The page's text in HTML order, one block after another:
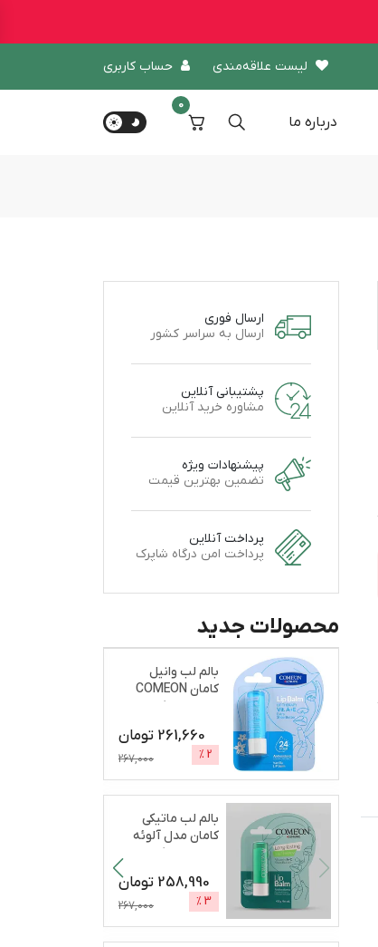
لیست علاقه‌مندی حساب کاربری
درباره‌ ما
0
ارسال فوری
ارسال به سراسر کشور
پشتیبانی آنلاین
مشاوره خرید آنلاین
پیشنهادات ویژه
تضمین بهترین قیمت
پرداخت آنلاین
پرداخت امن درگاه شاپرک
محصولات جدید
بالم لب وانیل
کامان COMEON
نرم و براق کننده
261,660 تومان
2
%
267,000
بالم لب ماتیکی
کامان مدل آلوئه
ورا مرطوب‌کننده،
258,990 تومان
3
%
267,000